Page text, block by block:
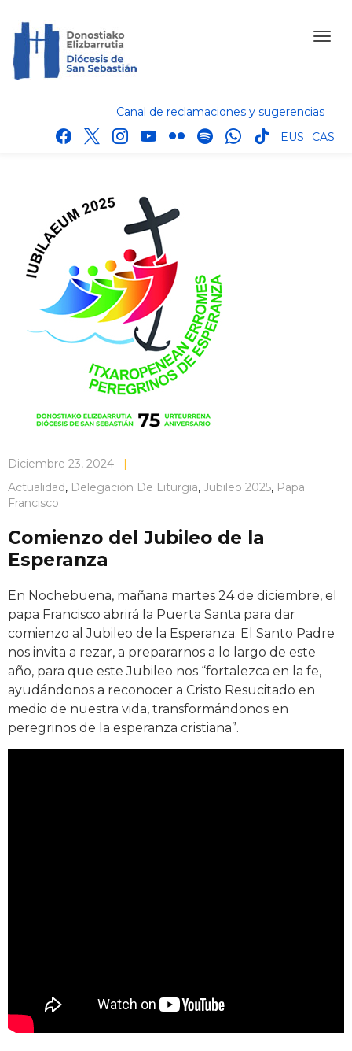
Canal de reclamaciones y sugerencias
facebook
x instagram
youtube
flickr spotifywhatsapp
tik
EUS CAS
Diciembre 23, 2024
|
Actualidad, Delegación De Liturgia, Jubileo 2025, Papa
Francisco
Comienzo del Jubileo de la
Esperanza
En Nochebuena, mañana martes 24 de diciembre, el
papa Francisco abrirá la Puerta Santa para dar
comienzo al Jubileo de la Esperanza. El Santo Padre
nos invita a rezar, a prepararnos a lo largo de este
año, para que este Jubileo nos “fortalezca en la fe,
ayudándonos a reconocer a Cristo Resucitado en
medio de nuestra vida, transformándonos en
peregrinos de la esperanza cristiana”.